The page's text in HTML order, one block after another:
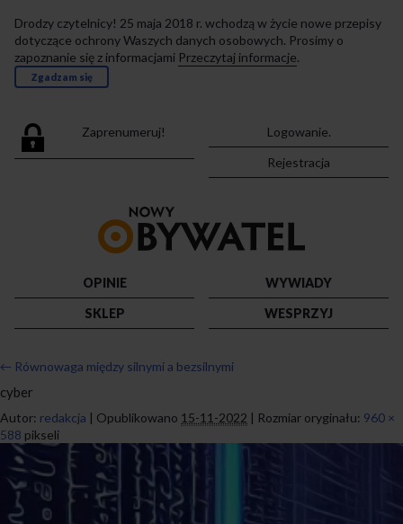
Drodzy czytelnicy! 25 maja 2018 r. wchodzą w życie nowe przepisy
dotyczące ochrony Waszych danych osobowych. Prosimy o
zapoznanie się z informacjami Przeczytaj informacje.
Zgadzam się
Zaprenumeruj!
Logowanie.
Rejestracja
strony
OPINIE
WYWIADY
SKLEP
WESPRZYJ
← Równowaga między silnymi a bezsilnymi
cyber
Autor: redakcja | Opublikowano 15-11-2022 | Rozmiar oryginału: 960 ×
588 pikseli